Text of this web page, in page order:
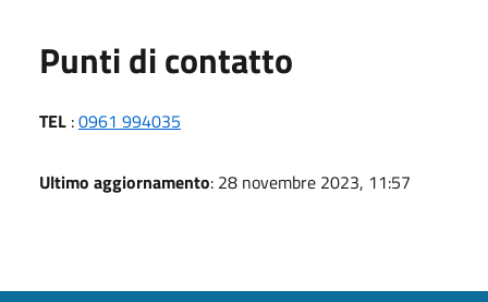
Punti di contatto
TEL :0961 994035
Ultimo aggiornamento: 28 novembre 2023, 11:57